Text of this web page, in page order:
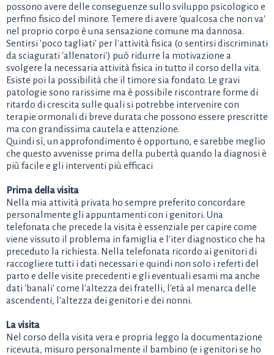
possono avere delle conseguenze sullo sviluppo psicologico e
perfino fisico del minore. Temere di avere 'qualcosa che non va'
nel proprio corpo è una sensazione comune ma dannosa.
Sentirsi 'poco tagliati' per l'attività fisica (o sentirsi discriminati
da sciagurati 'allenatori') può ridurre la motivazione a
svolgere la necessaria attività fisica in tutto il corso della vita.
Esiste poi la possibilità che il timore sia fondato. Le gravi
patologie sono rarissime ma è possibile riscontrare forme di
ritardo di crescita sulle quali si potrebbe intervenire con
terapie ormonali di breve durata che possono essere prescritte
ma con grandissima cautela e attenzione.
Quindi sì, un approfondimento è opportuno, e sarebbe meglio
che questo avvenisse prima della pubertà quando la diagnosi è
più facile e gli interventi più efficaci
Prima della visita
Nella mia attività privata ho sempre preferito concordare
personalmente gli appuntamenti con i genitori. Una
telefonata che precede la visita è essenziale per capire come
viene vissuto il problema in famiglia e l'iter diagnostico che ha
preceduto la richiesta. Nella telefonata ricordo ai genitori di
raccogliere tutti i dati necessari e quindi non solo i referti del
parto e delle visite precedenti e gli eventuali esami ma anche
dati 'banali' come l'altezza dei fratelli, l'età al menarca delle
ascendenti, l'altezza dei genitori e dei nonni.
La visita
Nel corso della visita vera e propria leggo la documentazione
ricevuta, misuro personalmente il bambino (e i genitori se ho